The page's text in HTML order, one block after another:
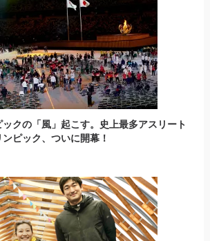
クの「風」起こす。史上最多アスリート
ピック、ついに開幕！